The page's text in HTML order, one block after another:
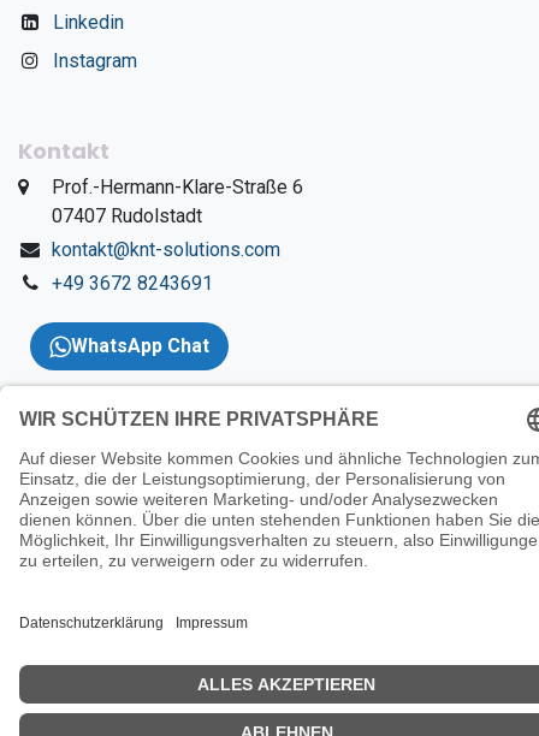
Linkedin
Instagram
Kontakt
​Prof.-Hermann-Klare-Straße 6
​07407 Rudolstadt
kontakt@knt-solutions.com
+49 3672 8243691
WhatsApp Chat
Copyright 2026 © KNT
Solutions |Impressum|AGBs|Datenschutzerklärung|